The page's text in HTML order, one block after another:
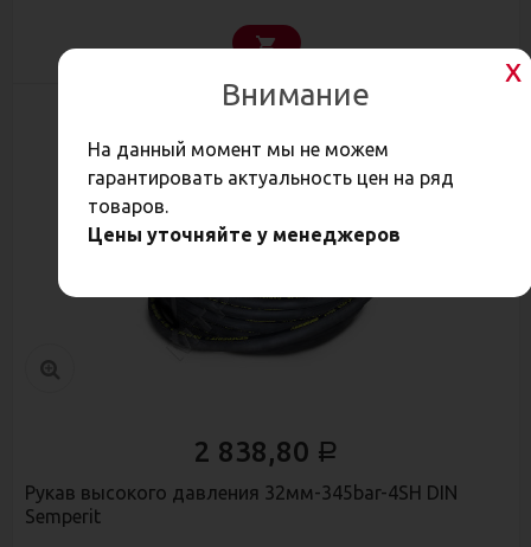
2 838,80 Р
Рукав высокого давления 32мм-345bar-4SН DIN
Semperit
Внимание
На данный момент мы не можем
гарантировать актуальность цен на ряд
товаров.
Цены уточняйте у менеджеров